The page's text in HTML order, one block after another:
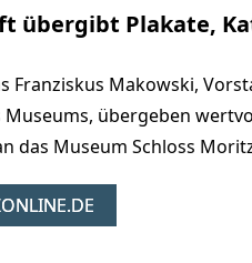
übergibt Plakate,
Franziskus Makowski,
übergeben
das Museum Schloss